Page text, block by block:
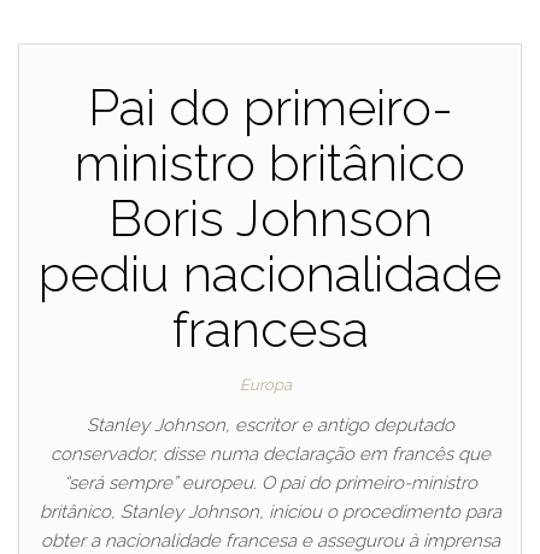
Pai do primeiro-
ministro britânico
Boris Johnson
pediu nacionalidade
francesa
Europa
Stanley Johnson, escritor e antigo deputado
conservador, disse numa declaração em francês que
“será sempre” europeu. O pai do primeiro-ministro
britânico, Stanley Johnson, iniciou o procedimento para
obter a nacionalidade francesa e assegurou à imprensa